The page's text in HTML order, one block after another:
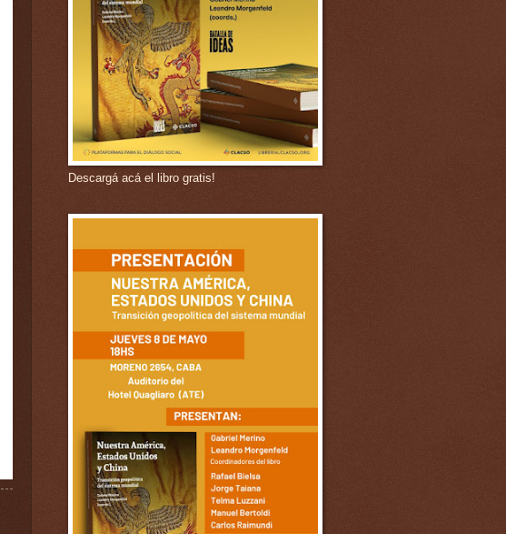
Descargá acá el libro gratis!